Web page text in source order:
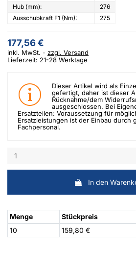
Hub (mm):
276
Ausschubkraft F1 (Nm):
275
177,56 €
inkl. MwSt.
zzgl. Versand
Lieferzeit: 21-28 Werktage
Dieser Artikel wird als
gefertigt, daher ist dieser
Rücknahme/dem
ausgeschlossen. Bei
Ersatzteilen: Voraussetzung für
Ersatzleistungen ist der Einbau durch
Fachpersonal.
In den
Menge Stückpreis
10
159,80 €